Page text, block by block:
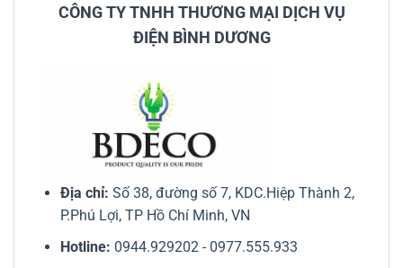
CÔNG TY TNHH THƯƠNG MẠI DỊCH VỤ
ĐIỆN BÌNH DƯƠNG
Địa chỉ: Số 38, đường số 7, KDC.Hiệp Thành 2,
P.Phú Lợi, TP Hồ Chí Minh, VN
Hotline: 0944.929202- 0977.555.933